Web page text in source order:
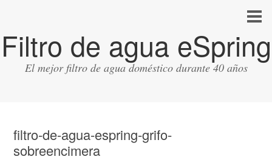
Filtro de agua eSpring
El mejor filtro de agua doméstico durante 40 años
filtro-de-agua-espring-grifo-
sobreencimera